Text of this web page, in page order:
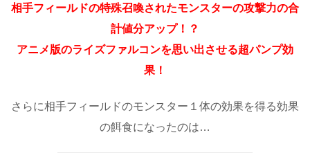
相手フィールドの特殊召喚されたモンスターの攻撃力の合
計値分アップ！？
アニメ版のライズファルコンを思い出させる超パンプ効
果！
さらに相手フィールドのモンスター１体の効果を得る効果
の餌食になったのは…